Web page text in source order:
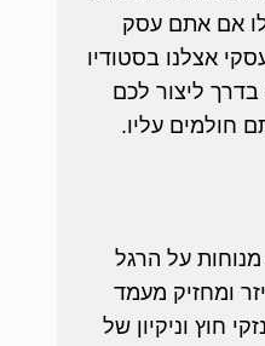
אם אתם עסק
אצלנו בסטודיו
ליצור לכם
חולמים עליו.
מנוחות על הרגל
ומחזיק מעמד
חוץ וניקיון של